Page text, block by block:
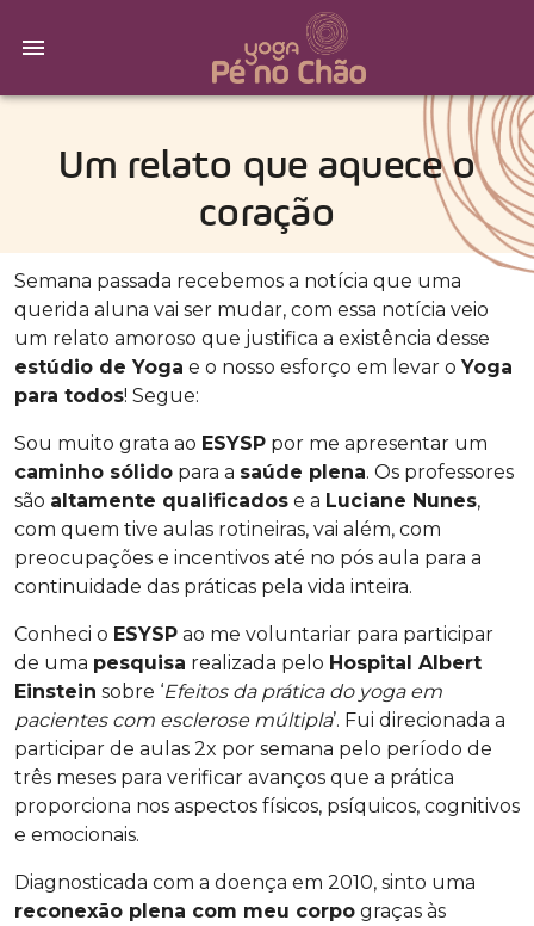
Um relato que aquece o
coração
Semana passada recebemos a notícia que uma
querida aluna vai ser mudar, com essa notícia veio
um relato amoroso que justifica a existência desse
estúdio de Yoga e o nosso esforço em levar o Yoga
para todos! Segue:
Sou muito grata ao ESYSP por me apresentar um
caminho sólido para a saúde plena. Os professores
são altamente qualificados e a Luciane Nunes,
com quem tive aulas rotineiras, vai além, com
preocupações e incentivos até no pós aula para a
continuidade das práticas pela vida inteira.
Conheci o ESYSP ao me voluntariar para participar
de uma pesquisa realizada pelo Hospital Albert
Einstein sobre ‘Efeitos da prática do yoga em
pacientes com esclerose múltipla’. Fui direcionada a
participar de aulas 2x por semana pelo período de
três meses para verificar avanços que a prática
proporciona nos aspectos físicos, psíquicos, cognitivos
e emocionais.
Diagnosticada com a doença em 2010, sinto uma
reconexão plena com meu corpo graças às